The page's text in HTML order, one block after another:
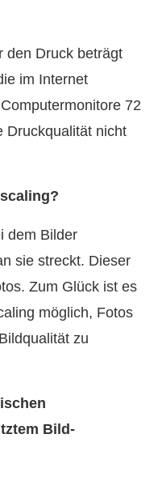
den Druck beträgt
im Internet
72
Druckqualität nicht
dem Bilder
sie streckt. Dieser
Zum Glück ist es
möglich, Fotos
zu
Bild-